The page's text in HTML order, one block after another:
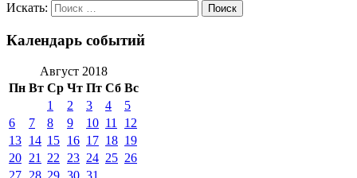
Искать:
Календарь событий
Август 2018
Пн Вт Ср Чт Пт Сб Вс
1 2 3 4
5
6
7 8 9 10 11
12
13 14 15 16 17 18 19
20 21 22 23 24 25 26
27 28 29 30 31